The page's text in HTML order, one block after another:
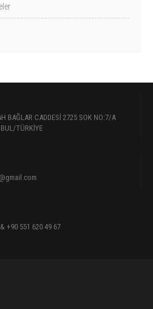
BAĞLAR CADDESİ 2725 SOK NO:7/A
TÜRKİYE
+90 551 620 49 67